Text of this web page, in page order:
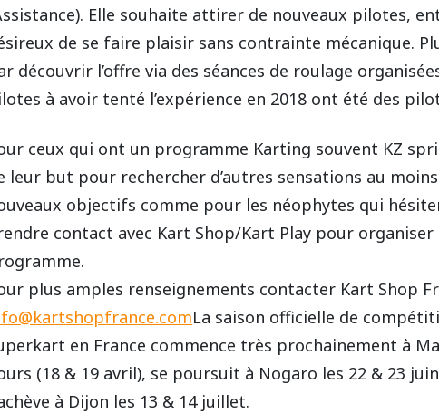
Elle souhaite attirer de nouveaux pilotes,
de se faire plaisir sans contrainte mécanique.
découvrir l’offre via des séances de roulage
à avoir tenté l’expérience en 2018 ont été des
ceux qui ont un programme Karting souvent KZ
leur but pour rechercher d’autres sensations au
objectifs comme pour les néophytes qui
contact avec Kart Shop/Kart Play pour
plus amples renseignements contacter Kart Shop
La saison officielle de
en France commence très prochainement à
(18 & 19 avril), se poursuit à Nogaro les 22 & 23
à Dijon les 13 & 14 juillet.